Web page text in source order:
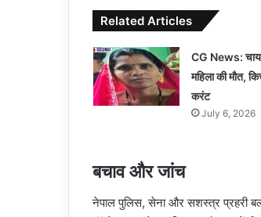
Related Articles
CG News:
महिला की मौत,
करंट
July 6, 2026
बचाव और जांच
नेपाल पुलिस, सेना और सशस्त्र प्रहरी